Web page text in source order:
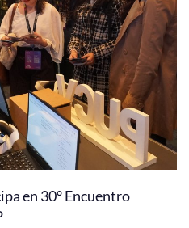
en 30° Encuentro